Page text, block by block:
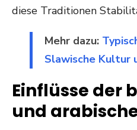
diese Traditionen
Mehr dazu:
Slawische Kultur
Einflüsse der
und